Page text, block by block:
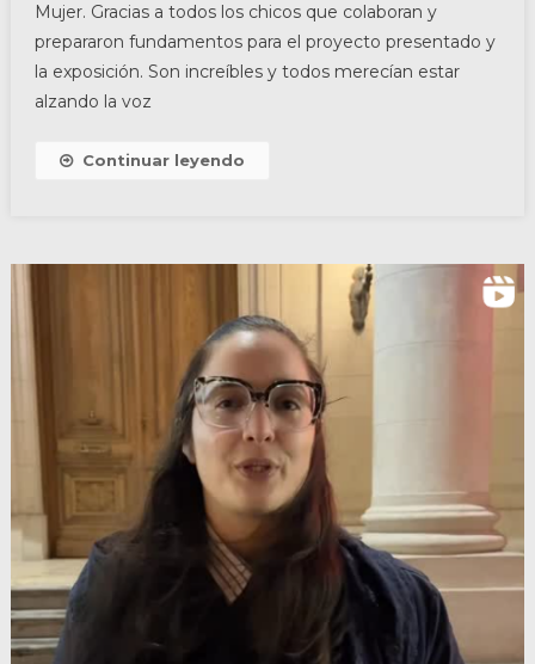
Mujer. Gracias a todos los chicos que colaboran y
prepararon fundamentos para el proyecto presentado y
la exposición. Son increíbles y todos merecían estar
alzando la voz
Continuar leyendo